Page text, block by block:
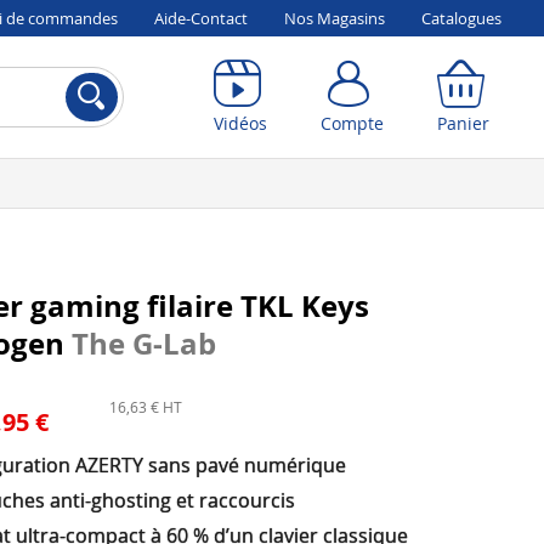
de commandes Aide-Contact Nos Magasins Catalogues
Vidéos Compte Panier
gaming filaire TKL Keys
The G-Lab
€ 16,63 € HT
AZERTY sans pavé numérique
anti-ghosting et raccourcis
ultra-compact à 60 % d’un clavier classique
Compte Panier